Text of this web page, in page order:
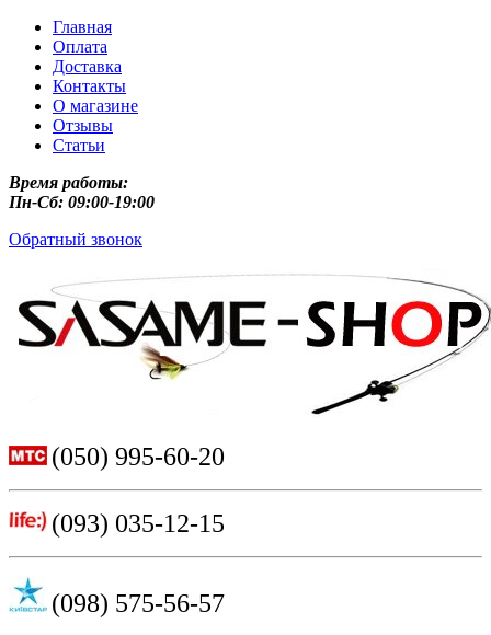
Главная
Оплата
Доставка
Контакты
О магазине
Отзывы
Статьи
Время работы:
Пн-Сб: 09:00-19:00
Обратный звонок
(050) 995-60-20
(093) 035-12-15
(098) 575-56-57